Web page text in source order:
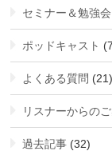
セミナー＆勉強会
ポッドキャスト
よくある質問 (21)
リスナーからの
過去記事 (32)